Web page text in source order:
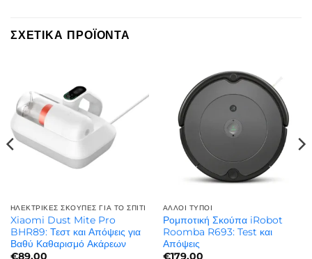
ΣΧΕΤΙΚΆ ΠΡΟΪΌΝΤΑ
ΗΛΕΚΤΡΙΚΈΣ ΣΚΟΎΠΕΣ ΓΙΑ ΤΟ ΣΠΊΤΙ
Xiaomi Dust Mite Pro
BHR89: Τεστ και Απόψεις για
Βαθύ Καθαρισμό Ακάρεων
€89.00
ΆΛΛΟΙ ΤΎΠΟΙ
Ρομποτική Σκούπα iRobot
Roomba R693: Test και
Απόψεις
€179.00